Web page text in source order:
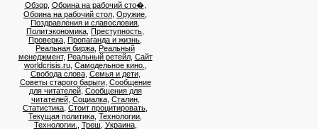
Обзор, Обоина на рабочий сто�,
Обоина на рабочий стол Оружие
Поздравления и славословия
Политэкономика Преступность
Проверка Пропаганда и жизнь
Реальная биржа Реальный
менеджмент, Реальный ретейл, Сайт
worldcrisis.ru, Самодельное кино.
Свобода слова, Семья и дети,
Советы старого барыги, Сообщение
для читателей, Сообщения для
читателей, Социалка, Сталин,
Статистика Стоит процитировать
Текущая политика Технологии
Технологии.
Треш Украина,